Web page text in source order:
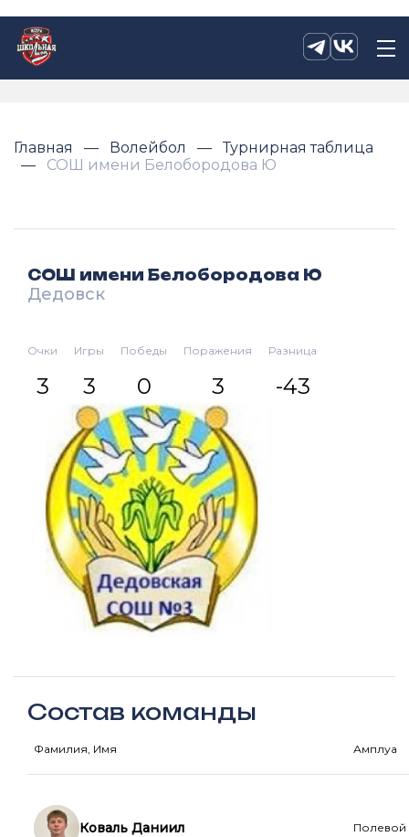
Главная Волейбол
Турнирная таблица
СОШ имени Белобородова Ю
СОШ имени Белобородова Ю
Дедовск
Очки
3
Игры
3
Победы
0
Поражения
3
Разница
-43
Состав команды
Фамилия, Имя Амплуа
Коваль Даниил Полевой